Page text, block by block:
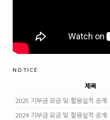
notice
제목
2025 기부금 모금 및 활용실적 공개
2024 기부금 모금 및 활용실적 공개